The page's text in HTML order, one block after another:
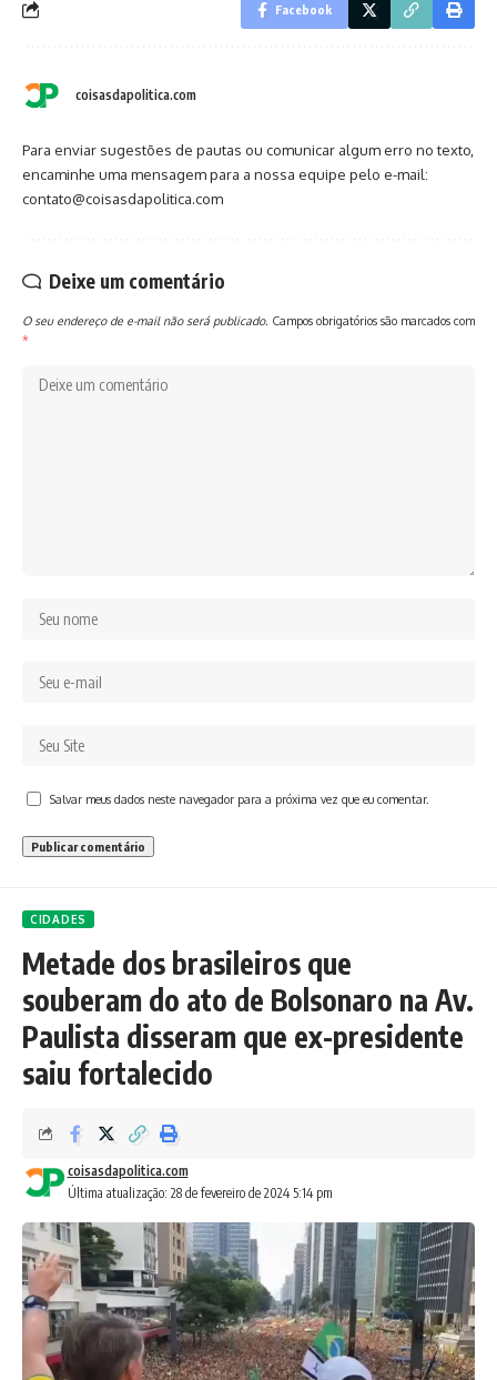
Facebook
coisasdapolitica.com
Para enviar sugestões de pautas ou comunicar algum erro no texto,
encaminhe uma mensagem para a nossa equipe pelo e-mail:
contato@coisasdapolitica.com
Deixe um comentário
O seu endereço de e-mail não será publicado. Campos obrigatórios são marcados com
*
Salvar meus dados neste navegador para a próxima vez que eu comentar.
CIDADES
Metade dos brasileiros que
souberam do ato de Bolsonaro na Av.
Paulista disseram que ex-presidente
saiu fortalecido
Última atualização: 28 de fevereiro de 2024 5:14 pm
coisasdapolitica.com